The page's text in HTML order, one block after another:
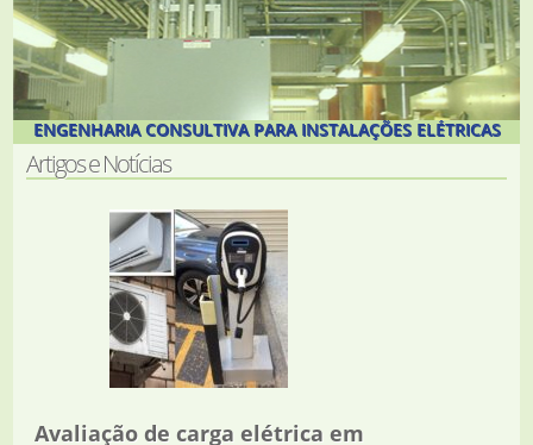
ENGENHARIA CONSULTIVA PARA INSTALAÇÕES ELÉTRICAS
Artigos e Notícias
Avaliação de carga elétrica em